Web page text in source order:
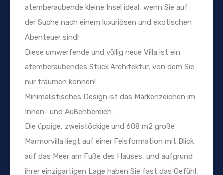
atemberaubende kleine Insel ideal, wenn Sie auf
der Suche nach einem luxuriösen und exotischen
Abenteuer sind!
Diese umwerfende und völlig neue Villa ist ein
atemberaubendes Stück Architektur, von dem Sie
nur träumen können!
Minimalistisches Design ist das Markenzeichen im
Innen- und Außenbereich.
Die üppige, zweistöckige und 608 m2 große
Marmorvilla liegt auf einer Felsformation mit Blick
auf das Meer am Fuße des Hauses, und aufgrund
ihrer einzigartigen Lage haben Sie fast das Gefühl,